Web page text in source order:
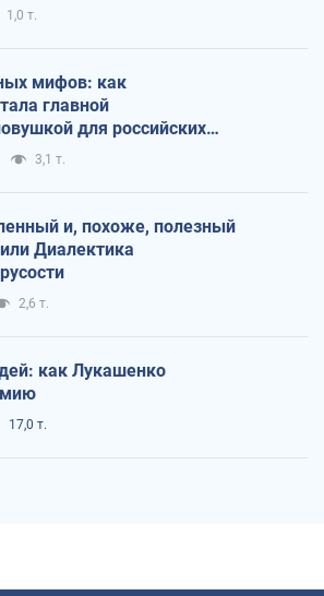
1,0 т.
мифов: как
главной
для российских
3,1 т.
и, похоже, полезный
Диалектика
2,6 т.
как Лукашенко
17,0 т.